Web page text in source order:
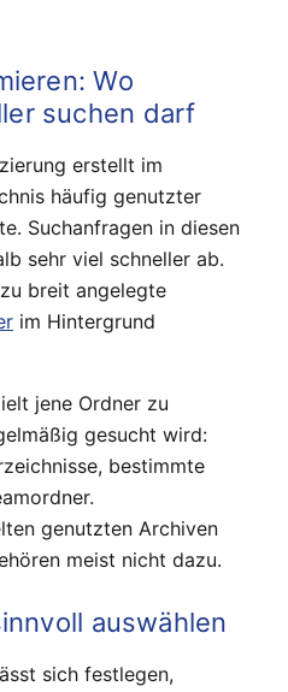
Wo
suchen darf
erstellt im
häufig genutzter
Suchanfragen in diesen
sehr viel schneller ab.
breit angelegte
im Hintergrund
jene Ordner zu
gesucht wird:
bestimmte
genutzten Archiven
meist nicht dazu.
auswählen
sich festlegen,